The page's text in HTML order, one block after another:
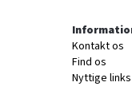
Kontakt os
Find os
Nyttige links